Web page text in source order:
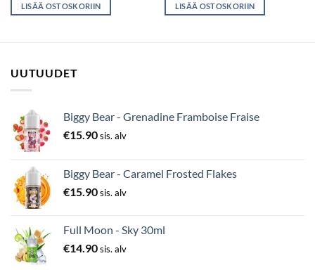
LISÄÄ OSTOSKORIIN LISÄÄ OSTOSKORIIN
UUTUUDET
Biggy Bear - Grenadine Framboise Fraise
€15.90sis. alv
Biggy Bear - Caramel Frosted Flakes
€15.90sis. alv
Full Moon - Sky 30ml
€14.90sis. alv